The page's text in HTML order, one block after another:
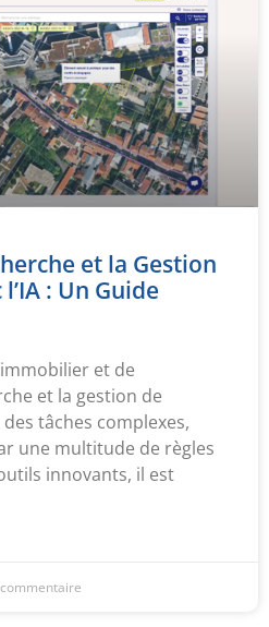
et la Gestion
: Un Guide
et de
et la gestion de
tâches complexes,
une multitude de règles
innovants, il est